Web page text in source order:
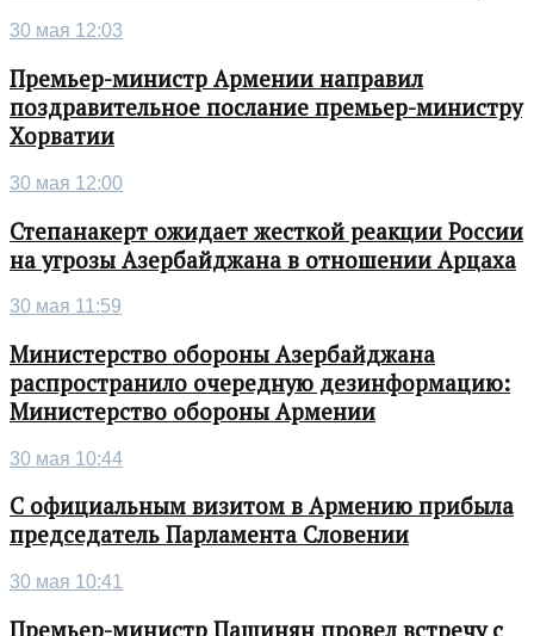
30 мая 12:03
Премьер-министр Армении направил
поздравительное послание премьер-министру
Хорватии
30 мая 12:00
Степанакерт ожидает жесткой реакции России
на угрозы Азербайджана в отношении Арцаха
30 мая 11:59
Министерство обороны Азербайджана
распространило очередную дезинформацию:
Министерство обороны Армении
30 мая 10:44
С официальным визитом в Армению прибыла
председатель Парламента Словении
30 мая 10:41
Премьер-министр Пашинян провел встречу с